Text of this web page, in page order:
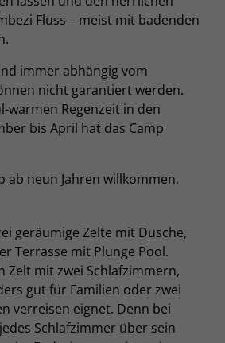
Fluss – meist mit badenden
immer abhängig vom
nicht garantiert werden.
warmen Regenzeit in den
bis April hat das Camp
ab neun Jahren willkommen.
geräumige Zelte mit Dusche,
Terrasse mit Plunge Pool.
Zelt mit zwei Schlafzimmern,
gut für Familien oder zwei
verreisen eignet. Denn bei
Schlafzimmer über sein